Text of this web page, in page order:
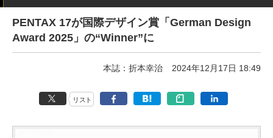
PENTAX 17が国際デザイン賞「German Design
Award 2025」の“Winner”に
本誌：折本幸治 2024年12月17日 18:49
リスト